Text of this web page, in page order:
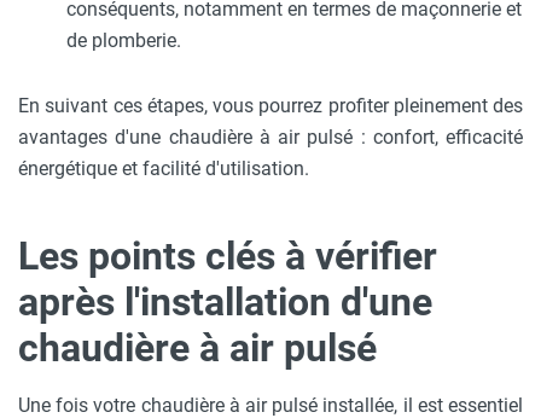
conséquents, notamment en termes de maçonnerie et
de plomberie.
En suivant ces étapes, vous pourrez profiter pleinement des
avantages d'une chaudière à air pulsé : confort, efficacité
énergétique et facilité d'utilisation.
Les points clés à vérifier
après l'installation d'une
chaudière à air pulsé
Une fois votre chaudière à air pulsé installée, il est essentiel